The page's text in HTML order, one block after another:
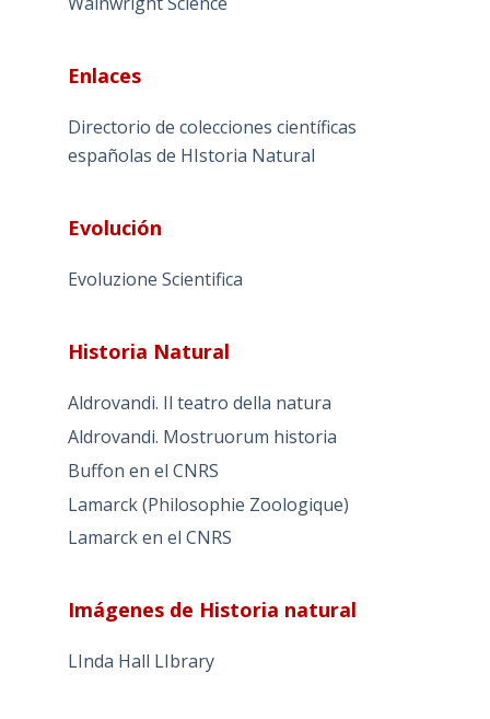
Enlaces
Directorio de colecciones científicas
españolas de HIstoria Natural
Evolución
Evoluzione Scientifica
Historia Natural
Aldrovandi. Il teatro della natura
Aldrovandi. Mostruorum historia
Buffon en el CNRS
Lamarck (Philosophie Zoologique)
Lamarck en el CNRS
Imágenes de Historia natural
LInda Hall LIbrary